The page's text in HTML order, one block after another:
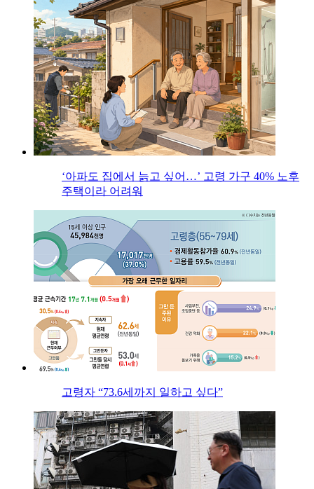
‘아파도 집에서 늙고 싶어…’ 고령 가구 40% 노후
주택이라 어려워
고령자 “73.6세까지 일하고 싶다”